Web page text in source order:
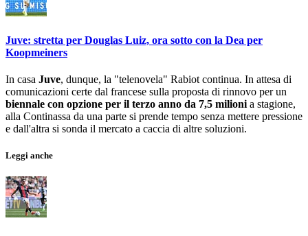
Juve: stretta per Douglas Luiz, ora sotto con la Dea per
Koopmeiners
In casa Juve, dunque, la "telenovela" Rabiot continua. In attesa di
comunicazioni certe dal francese sulla proposta di rinnovo per un
biennale con opzione per il terzo anno da 7,5 milioni a stagione,
alla Continassa da una parte si prende tempo senza mettere pressione
e dall'altra si sonda il mercato a caccia di altre soluzioni.
Leggi anche